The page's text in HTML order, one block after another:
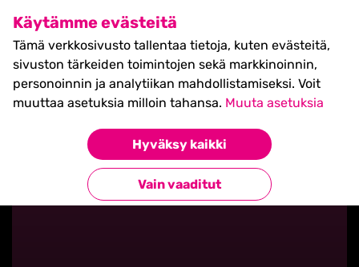
Käytämme evästeitä
Tämä verkkosivusto tallentaa tietoja, kuten evästeitä,
sivuston tärkeiden toimintojen sekä markkinoinnin,
personoinnin ja analytiikan mahdollistamiseksi. Voit
muuttaa asetuksia milloin tahansa. Muuta asetuksia
Hyväksy kaikki
Vain vaaditut
SHIFT Business Festival
27.5.2027, Turku - liput
myynnissä nyt! >>
Takaisin blogilistaan